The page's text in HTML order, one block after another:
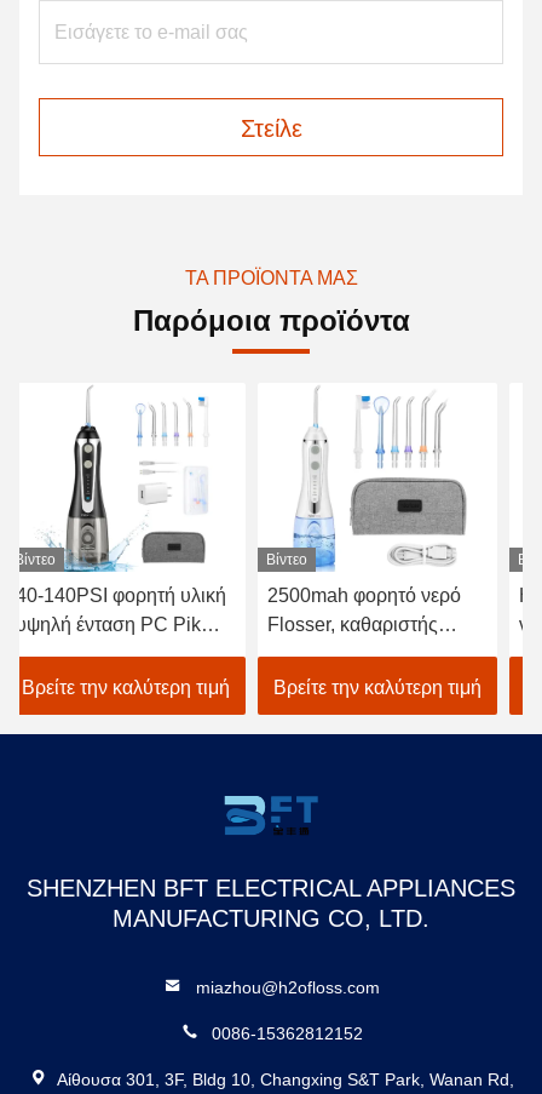
Στείλε
ΤΑ ΠΡΟΪΌΝΤΑ ΜΑΣ
Παρόμοια προϊόντα
Βίντεο
2500mah φορητό νερό
Flosser, καθαριστής
δοντιών πίεσης νερού
40-140PSI
Βρείτε την καλύτερη τιμή
Βίντεο
Ηλεκτρικός πλυντήρας
νερού πέντε τρόποι 300
ml καθαρισμός δοντιών
από δεξαμενή νερού
Βρείτε την καλύτερη τιμή
SHENZHEN BFT ELECTRICAL APPLIANCES
MANUFACTURING CO, LTD.
miazhou@h2ofloss.com
0086-15362812152
Αίθουσα 301, 3F, Bldg 10, Changxing S&T Park, Wanan Rd,